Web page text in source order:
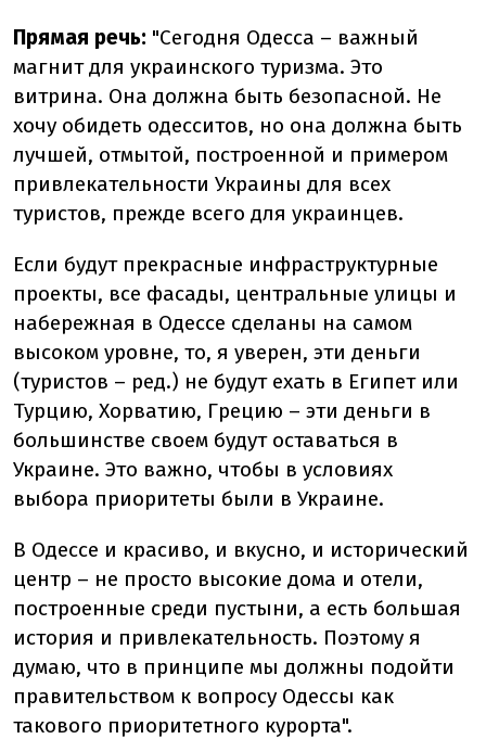
Прямая речь: "Сегодня Одесса – важный
магнит для украинского туризма. Это
витрина. Она должна быть безопасной. Не
хочу обидеть одесситов, но она должна быть
лучшей, отмытой, построенной и примером
привлекательности Украины для всех
туристов, прежде всего для украинцев.
Если будут прекрасные инфраструктурные
проекты, все фасады, центральные улицы и
набережная в Одессе сделаны на самом
высоком уровне, то, я уверен, эти деньги
(туристов – ред.) не будут ехать в Египет или
Турцию, Хорватию, Грецию – эти деньги в
большинстве своем будут оставаться в
Украине. Это важно, чтобы в условиях
выбора приоритеты были в Украине.
В Одессе и красиво, и вкусно, и исторический
центр – не просто высокие дома и отели,
построенные среди пустыни, а есть большая
история и привлекательность. Поэтому я
думаю, что в принципе мы должны подойти
правительством к вопросу Одессы как
такового приоритетного курорта".